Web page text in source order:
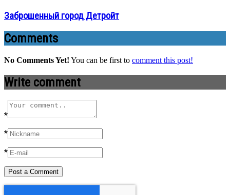
Заброшенный город Детройт
Comments
No Comments Yet! You can be first to comment this post!
Write comment
*
*
*